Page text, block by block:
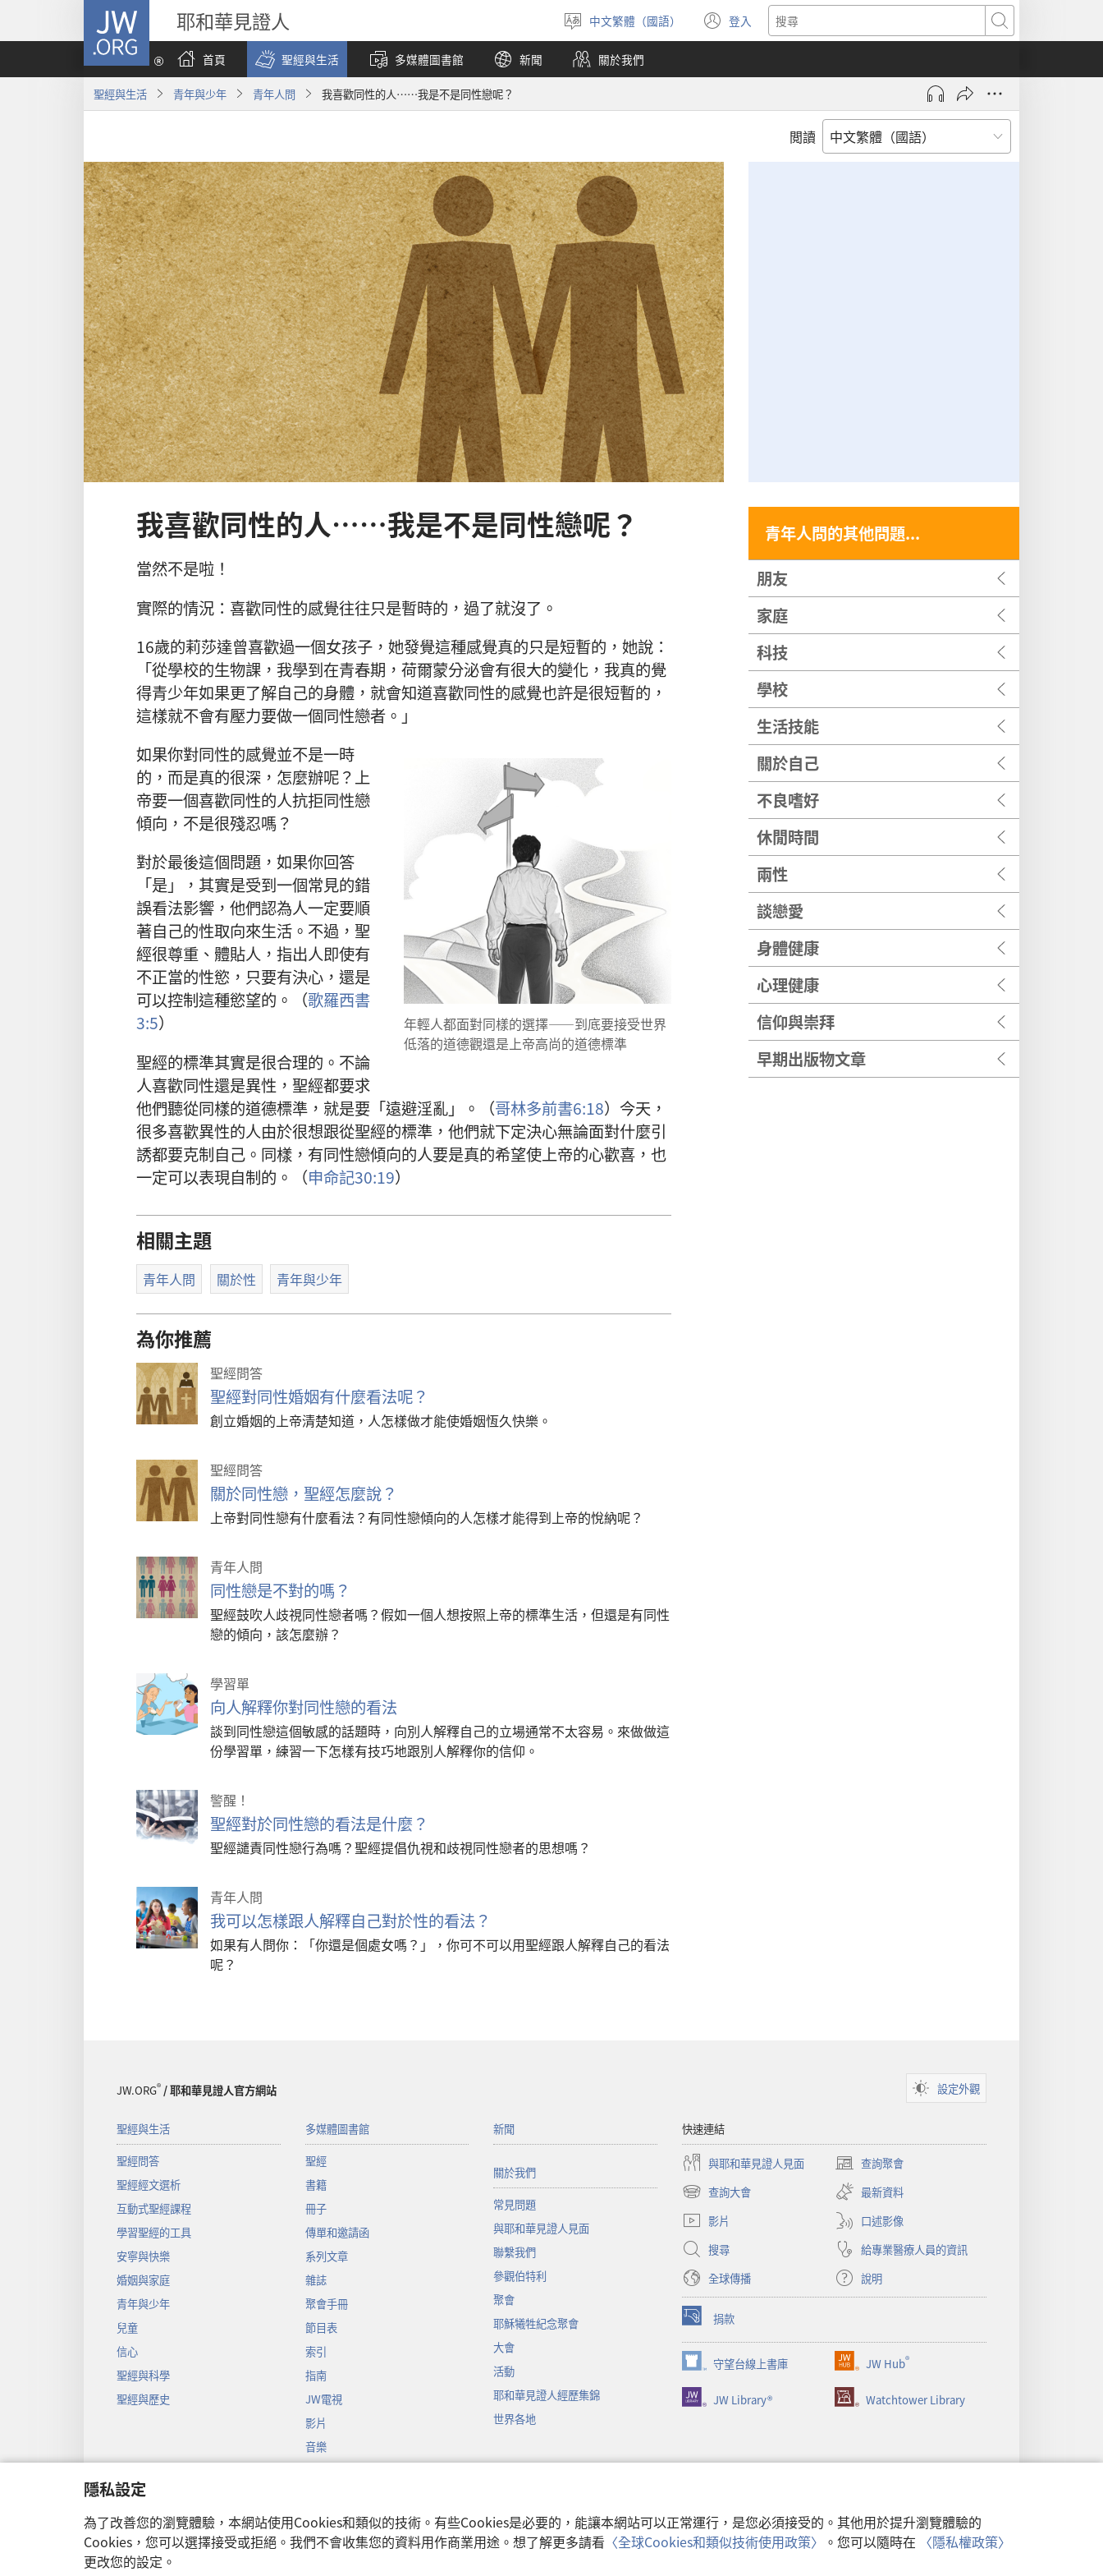
隱私設定
為了改善您的瀏覽體驗，本網站使用Cookies和類似的技術。有些Cookies是必要的，能讓本網站可以正常運行，是您必須接受的。其他用於提升瀏覽體驗的
Cookies，您可以選擇接受或拒絕。我們不會收集您的資料用作商業用途。想了解更多請看 〈全球Cookies和類似技術使用政策〉 。您可以隨時在 〈隱私權政策〉
更改您的設定。
JW.ORG 耶和華見證人
選
擇
語
言
中文繁體（國語） 登入
（開
啟
視
搜
尋
首頁
聖經與生活 多媒體圖書館 新聞 關於我們
聖經與生活 青年與少年 青年人問 我喜歡同性的人……我是不是同性戀呢？
閲讀
我喜歡同性的人……我是不是同性戀呢？
當然不是啦！
實際的情況：喜歡同性的感覺往往只是暫時的，過了就沒了。
16歲的莉莎達曾喜歡過一個女孩子，她發覺這種感覺真的只是短暫的，她說：
「從學校的生物課，我學到在青春期，荷爾蒙分泌會有很大的變化，我真的覺
得青少年如果更了解自己的身體，就會知道喜歡同性的感覺也許是很短暫的，
這樣就不會有壓力要做一個同性戀者。」
年輕人都面對同樣的選擇——到底要接受世界
低落的道德觀還是上帝高尚的道德標準
如果你對同性的感覺並不是一時
的，而是真的很深，怎麼辦呢？上
帝要一個喜歡同性的人抗拒同性戀
傾向，不是很殘忍嗎？
對於最後這個問題，如果你回答
「是」，其實是受到一個常見的錯
誤看法影響，他們認為人一定要順
著自己的性取向來生活。不過，聖
經很尊重、體貼人，指出人即使有
不正當的性慾，只要有決心，還是
可以控制這種慾望的。（歌羅西書
3:5）
聖經的標準其實是很合理的。不論
人喜歡同性還是異性，聖經都要求
他們聽從同樣的道德標準，就是要「遠避淫亂」。（哥林多前書6:18）今天，
很多喜歡異性的人由於很想跟從聖經的標準，他們就下定決心無論面對什麼引
誘都要克制自己。同樣，有同性戀傾向的人要是真的希望使上帝的心歡喜，也
一定可以表現自制的。（申命記30:19）
相關主題
青年人問 關於性 青年與少年
為你推薦
聖經問答
聖經對同性婚姻有什麼看法呢？
創立婚姻的上帝清楚知道，人怎樣做才能使婚姻恆久快樂。
聖經問答
關於同性戀，聖經怎麼說？
上帝對同性戀有什麼看法？有同性戀傾向的人怎樣才能得到上帝的悅納呢？
青年人問
同性戀是不對的嗎？
聖經鼓吹人歧視同性戀者嗎？假如一個人想按照上帝的標準生活，但還是有同性
戀的傾向，該怎麼辦？
學習單
向人解釋你對同性戀的看法
談到同性戀這個敏感的話題時，向別人解釋自己的立場通常不太容易。來做做這
份學習單，練習一下怎樣有技巧地跟別人解釋你的信仰。
警醒！
聖經對於同性戀的看法是什麼？
聖經譴責同性戀行為嗎？聖經提倡仇視和歧視同性戀者的思想嗎？
青年人問
我可以怎樣跟人解釋自己對於性的看法？
如果有人問你：「你還是個處女嗎？」，你可不可以用聖經跟人解釋自己的看法
呢？
青年人問的其他問題...
朋友
家庭
科技
學校
生活技能
關於自己
不良嗜好
休閒時間
兩性
談戀愛
身體健康
心理健康
信仰與崇拜
早期出版物文章
JW.ORG®/ 耶和華見證人官方網站 設定外觀
聖經與生活
聖經問答
聖經經文選析
互動式聖經課程
學習聖經的工具
安寧與快樂
婚姻與家庭
青年與少年
兒童
信心
聖經與科學
聖經與歷史
多媒體圖書館
聖經
書籍
冊子
傳單和邀請函
系列文章
雜誌
聚會手冊
節目表
索引
指南
JW電視
影片
音樂
新聞
關於我們
常見問題
與耶和華見證人見面
聯繫我們
參觀伯特利
聚會
耶穌犧牲紀念聚會
大會
活動
耶和華見證人經歷集錦
世界各地
快速連結
與耶和華見證人見面 查詢聚會
（開
啟
新
視
窗）
查詢大會
（開
啟
新
視
窗）
最新資料
影片
口述影像
搜尋
給專業醫療人員的資訊
全球傳播
說明
捐款
（開
啟
新
視
窗）
守望台線上書庫
（開
啟
新
JW Hub®
（開
啟
新
JW Library® Watchtower Library